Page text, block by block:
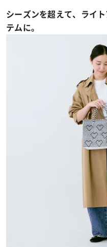
シーズンを超えて、ライ
テムに。